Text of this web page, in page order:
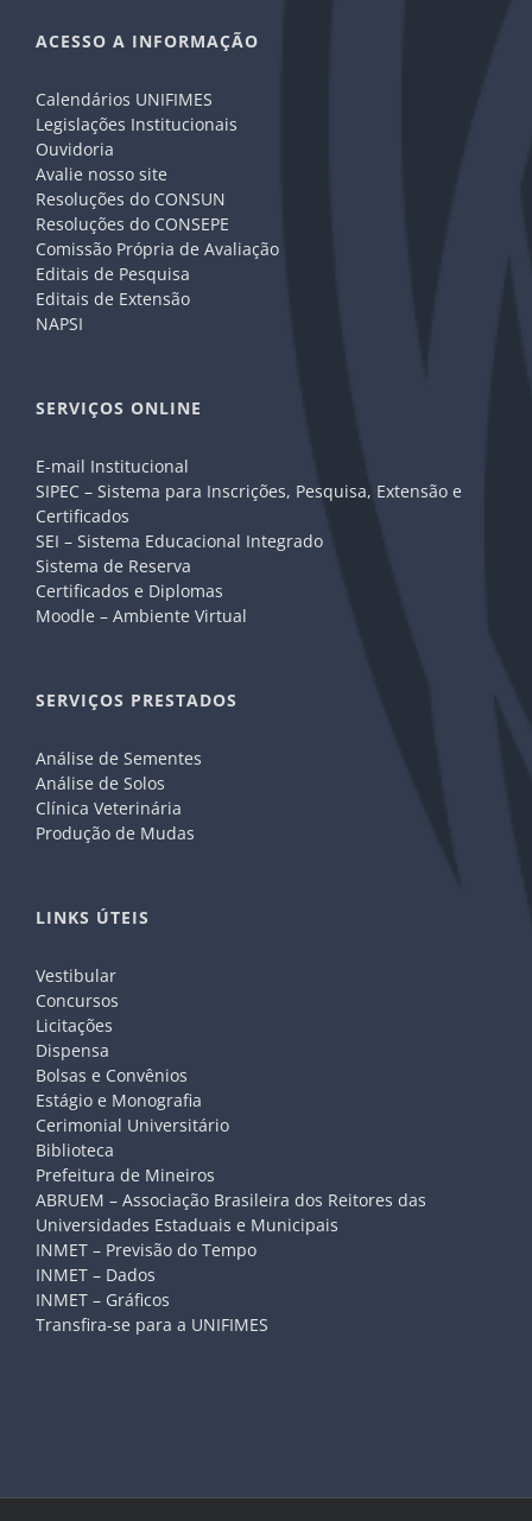
ACESSO A INFORMAÇÃO
Calendários UNIFIMES
Legislações Institucionais
Ouvidoria
Avalie nosso site
Resoluções do CONSUN
Resoluções do CONSEPE
Comissão Própria de Avaliação
Editais de Pesquisa
Editais de Extensão
NAPSI
SERVIÇOS ONLINE
E-mail Institucional
SIPEC – Sistema para Inscrições, Pesquisa, Extensão e
Certificados
SEI – Sistema Educacional Integrado
Sistema de Reserva
Certificados e Diplomas
Moodle – Ambiente Virtual
SERVIÇOS PRESTADOS
Análise de Sementes
Análise de Solos
Clínica Veterinária
Produção de Mudas
LINKS ÚTEIS
Vestibular
Concursos
Licitações
Dispensa
Bolsas e Convênios
Estágio e Monografia
Cerimonial Universitário
Biblioteca
Prefeitura de Mineiros
ABRUEM – Associação Brasileira dos Reitores das
Universidades Estaduais e Municipais
INMET – Previsão do Tempo
INMET – Dados
INMET – Gráficos
Transfira-se para a UNIFIMES